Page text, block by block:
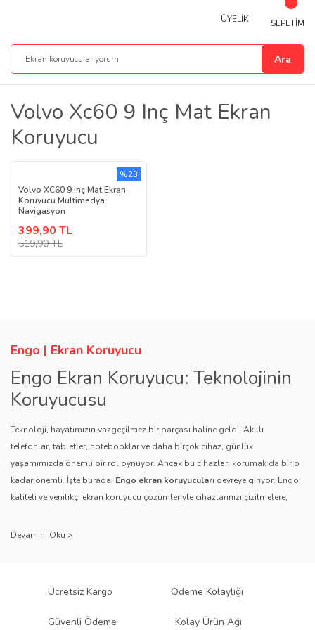
Ara
ÜYELİK SEPETİM
Volvo Xc60 9 Inç Mat Ekran
Koruyucu
Volvo XC60 9 inç Mat Ekran
Koruyucu Multimedya
Navigasyon
399,90 TL
519,90 TL
%23
Engo | Ekran Koruyucu
Engo Ekran Koruyucu: Teknolojinin
Koruyucusu
Teknoloji, hayatımızın vazgeçilmez bir parçası haline geldi. Akıllı
telefonlar, tabletler, notebooklar ve daha birçok cihaz, günlük
yaşamımızda önemli bir rol oynuyor. Ancak bu cihazları korumak da bir o
kadar önemli. İşte burada, Engo ekran koruyucuları devreye giriyor. Engo,
kaliteli ve yenilikçi ekran koruyucu çözümleriyle cihazlarınızı çizilmelere,
sağlıyor.
Engo ekran koruyucuları
, uzun yıllara dayanan tecrübesi ve teknolojiye
ürününü titiz bir kalite kontrol sürecinden geçirir. Kullanıcı dostu tasarımı
Ücretsiz Kargo Ödeme Kolaylığı
Güvenli Ödeme Kolay Ürün Ağı